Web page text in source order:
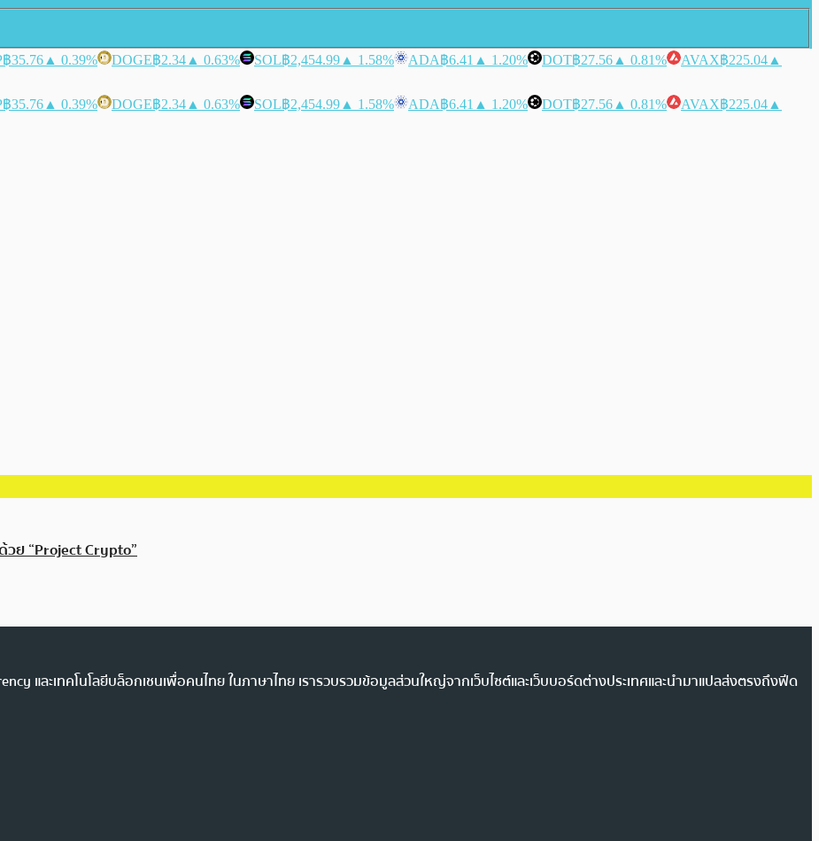
฿35.76 ▲ 0.39% DOGE฿2.34 ▲ 0.63% SOL฿2,454.99 ▲ 1.58% ADA฿6.41 ▲ 1.20% DOT฿27.56 ▲ 0.81% AVAX฿225.04 ▲
฿35.76 ▲ 0.39% DOGE฿2.34 ▲ 0.63% SOL฿2,454.99 ▲ 1.58% ADA฿6.41 ▲ 1.20% DOT฿27.56 ▲ 0.81% AVAX฿225.04 ▲
ย “Project Crypto”
และเทคโนโลยีบล็อกเชนเพื่อคนไทย ในภาษาไทย เรารวบรวมข้อมูลส่วนใหญ่จากเว็บไซต์และเว็บบอร์ดต่างประเทศและนำมาแปลส่งตรงถึงฟีด